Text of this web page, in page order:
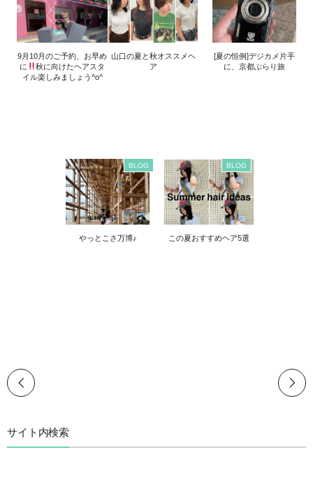
9月10月のご予約、お早め
に
秋に向けたヘアスタ
イル楽しみましょう^o^
山口の夏と秋オススメヘ
ア
[夏の恒例]デジカメ片手
に、京都ぶらり旅
BLOG
やっとこさ万博♪
BLOG
この夏おすすめヘア5選
サイト内検索